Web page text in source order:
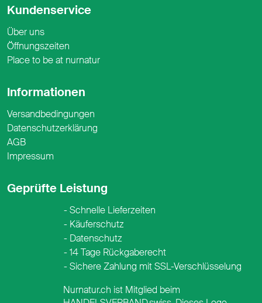
Kundenservice
Über uns
Öffnungszeiten
Place to be at nurnatur
Informationen
Versandbedingungen
Datenschutzerklärung
AGB
Impressum
Geprüfte Leistung
Schnelle Lieferzeiten
Käuferschutz
Datenschutz
14 Tage Rückgaberecht
Sichere Zahlung mit SSL-Verschlüsselung
Nurnatur.ch ist Mitglied beim